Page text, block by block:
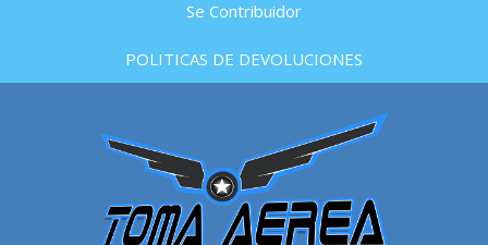
Se Contribuidor
POLITICAS DE DEVOLUCIONES